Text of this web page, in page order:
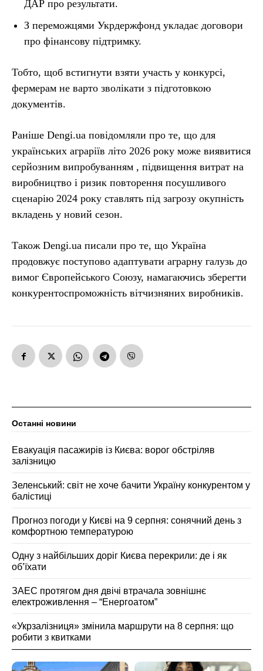
ДАР про результати.
З переможцями Укрдержфонд укладає договори
про фінансову підтримку.
Тобто, щоб встигнути взяти участь у конкурсі,
фермерам не варто зволікати з підготовкою
документів.
Раніше Dengi.ua повідомляли про те, що для
українських аграріїв літо 2026 року може виявитися
серйозним випробуванням , підвищення витрат на
виробництво і ризик повторення посушливого
сценарію 2024 року ставлять під загрозу окупність
вкладень у новий сезон.
Також Dengi.ua писали про те, що Україна
продовжує поступово адаптувати аграрну галузь до
вимог Європейського Союзу, намагаючись зберегти
конкурентоспроможність вітчизняних виробників.
Останні новини
Евакуація пасажирів із Києва: ворог обстріляв
залізницю
Зеленський: світ не хоче бачити Україну конкурентом у
балістиці
Прогноз погоди у Києві на 9 серпня: сонячний день з
комфортною температурою
Одну з найбільших доріг Києва перекрили: де і як
об’їхати
ЗАЕС протягом дня двічі втрачала зовнішнє
електроживлення – “Енергоатом”
«Укрзалізниця» змінила маршрути на 8 серпня: що
робити з квитками